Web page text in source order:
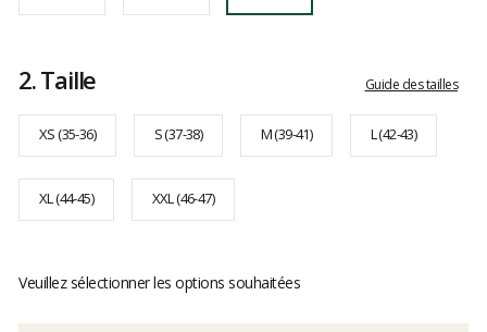
2.Taille Guide des tailles
XS (35-36) S (37-38) M (39-41) L (42-43)
XL (44-45) XXL (46-47)
Veuillez sélectionner les options souhaitées